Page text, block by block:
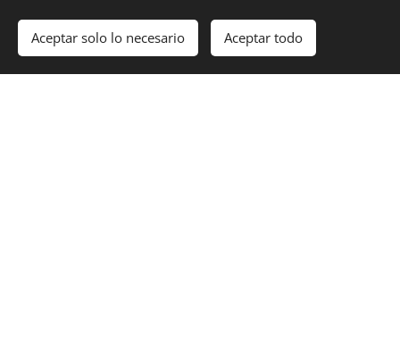
Los escáneres intraorales AlliedStar cambia tu
preconcepción, sin licencias, sin calibración, sin estación
con una precisión de 20 micras Full Arch increíblemente
Aceptar solo lo necesario Aceptar todo